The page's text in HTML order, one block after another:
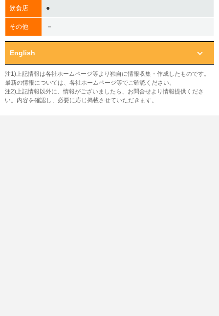
飲食店 ●
その他 －
English
注1)上記情報は各社ホームページ等より独自に情報収集・作成したものです。
最新の情報については、各社ホームページ等でご確認ください。
注2)上記情報以外に、情報がございましたら、お問合せより情報提供くださ
い。内容を確認し、必要に応じ掲載させていただきます。